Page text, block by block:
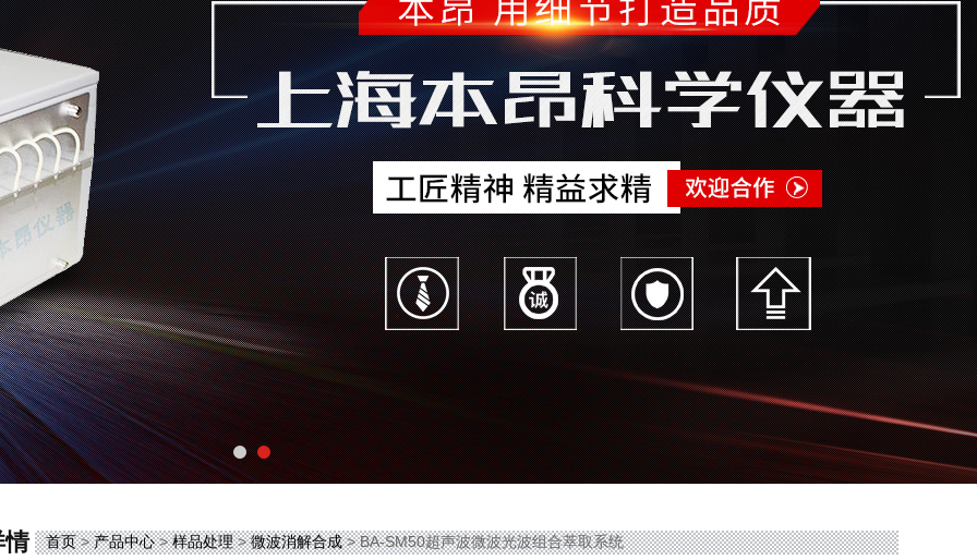
情 首页>产品中心>样品处理>微波消解合成> BA-SM50超声波微波光波组合萃取系统